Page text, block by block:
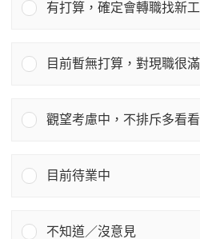
有打算，確定會轉職找新
目前暫無打算，對現職很
觀望考慮中，不排斥多看
目前待業中
不知道／沒意見